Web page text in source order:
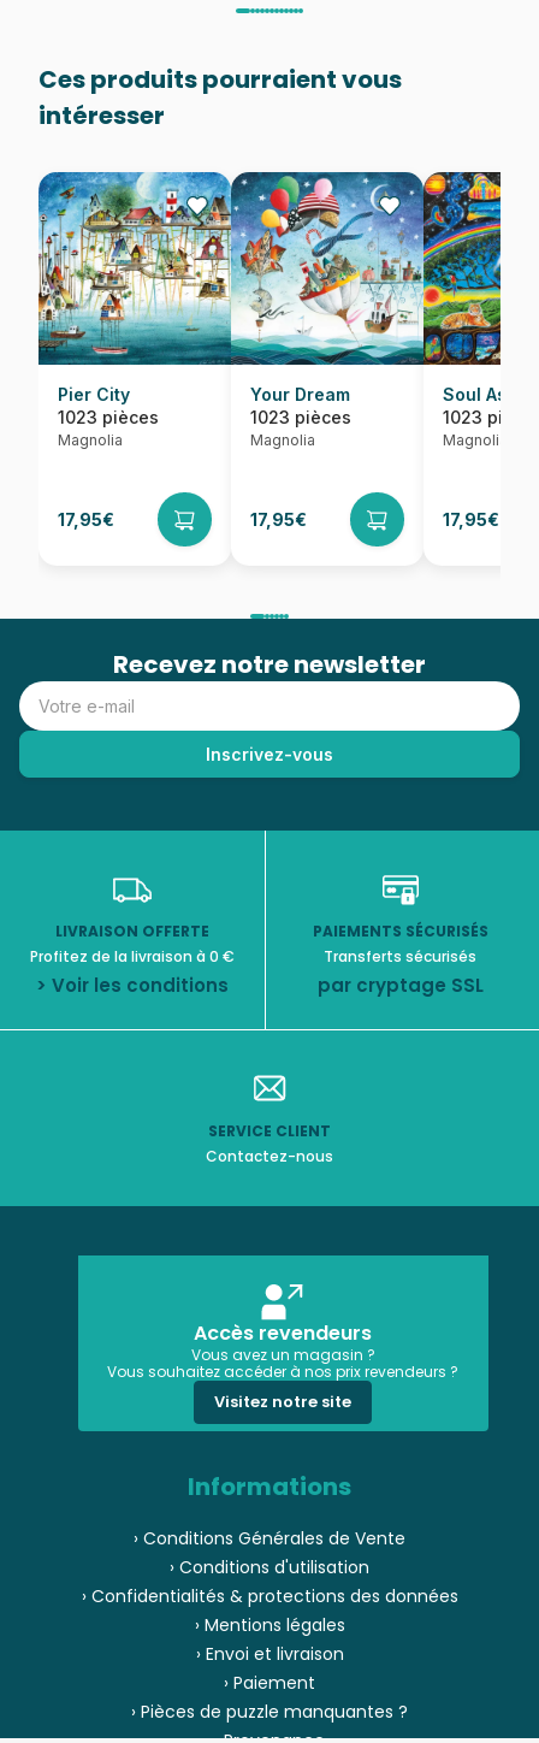
Ces produits pourraient vous
intéresser
Pier City
1023 pièces
Magnolia
17,95€
Your Dream
1023 pièces
Magnolia
17,95€
Soul
1023
Magnolia
17,95€
Recevez notre newsletter
LIVRAISON OFFERTE
Profitez de la livraison à 0 €
> Voir les conditions
PAIEMENTS SÉCURISÉS
Transferts sécurisés
par cryptage SSL
SERVICE CLIENT
Contactez-nous
Accès revendeurs
Vous avez un magasin ?
Vous souhaitez accéder à nos prix revendeurs ?
Visitez notre site
Informations
› Conditions Générales de Vente
› Conditions d'utilisation
› Confidentialités & protections des données
› Mentions légales
› Envoi et livraison
› Paiement
› Pièces de puzzle manquantes ?